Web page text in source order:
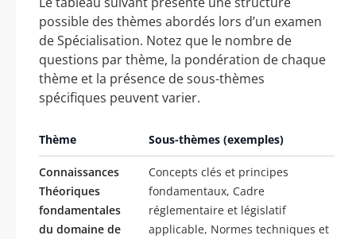
possible des thèmes abordés lors d’un examen
de Spécialisation. Notez que le nombre de
questions par thème, la pondération de chaque
thème et la présence de sous-thèmes
spécifiques peuvent varier.
Thème Sous-thèmes (exemples)
Connaissances
Théoriques
fondamentales
du domaine de
Concepts clés et principes
fondamentaux, Cadre
réglementaire et législatif
applicable, Normes techniques et